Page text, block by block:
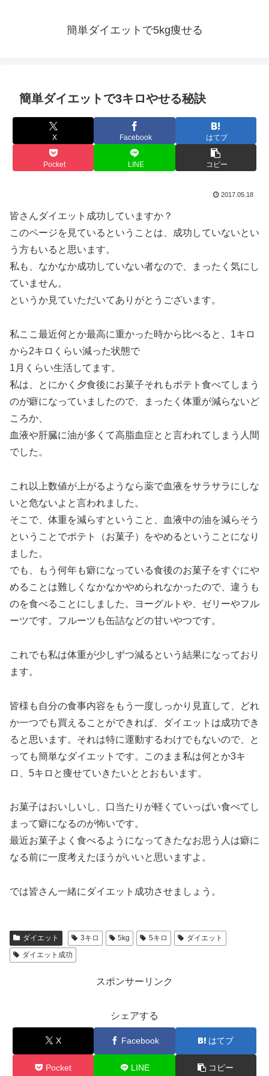
簡単ダイエットで5kg痩せる
簡単ダイエットで3キロやせる秘訣
X Facebook はてブ
Pocket LINE コピー
2017.05.18
皆さんダイエット成功していますか？
このページを見ているということは、成功していないとい
う方もいると思います。
私も、なかなか成功していない者なので、まったく気にし
ていません。
というか見ていただいてありがとうございます。
私ここ最近何とか最高に重かった時から比べると、1キロ
から2キロくらい減った状態で
1月くらい生活してます。
私は、とにかく夕食後にお菓子それもポテト食べてしまう
のが癖になっていましたので、まったく体重が減らないど
ころか、
血液や肝臓に油が多くて高脂血症とと言われてしまう人間
でした。
これ以上数値が上がるようなら薬で血液をサラサラにしな
いと危ないよと言われました。
そこで、体重を減らすということ、血液中の油を減らそう
ということでポテト（お菓子）をやめるということになり
ました。
でも、もう何年も癖になっている食後のお菓子をすぐにや
めることは難しくなかなかやめられなかったので、違うも
のを食べることにしました。ヨーグルトや、ゼリーやフル
ーツです。フルーツも缶詰などの甘いやつです。
これでも私は体重が少しずつ減るという結果になっており
ます。
皆様も自分の食事内容をもう一度しっかり見直して、どれ
か一つでも買えることができれば、ダイエットは成功でき
ると思います。それは特に運動するわけでもないので、と
っても簡単なダイエットです。このまま私は何とか3キ
ロ、5キロと痩せていきたいととおもいます。
お菓子はおいしいし、口当たりが軽くていっぱい食べてし
まって癖になるのが怖いです。
最近お菓子よく食べるようになってきたなお思う人は癖に
なる前に一度考えたほうがいいと思いますよ。
では皆さん一緒にダイエット成功させましょう。
ダイエット 3キロ 5kg 5キロ
ダイエット
ダイエット成功
スポンサーリンク
シェアする
X Facebook はてブ
Pocket LINE コピー